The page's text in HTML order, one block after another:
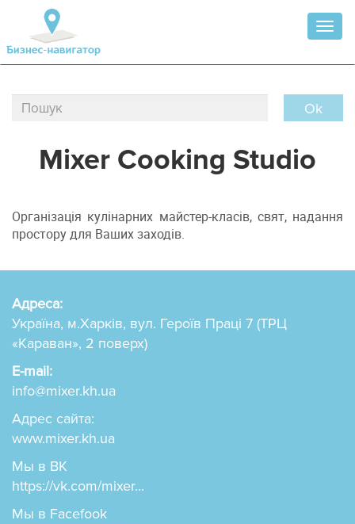
Ok
Mixer Cooking Studio
Організація кулінарних майстер-класів, свят, надання
простору для Ваших заходів.
Адреса:
Україна, м.Харків, вул. Героїв Праці 7 (ТРЦ
«Караван», 2 поверх)
E-mail:
info@mixer.kh.ua
Адрес сайта:
www.mixer.kh.ua
Мы в ВК
https://vk.com/mixer...
Мы в Facefook